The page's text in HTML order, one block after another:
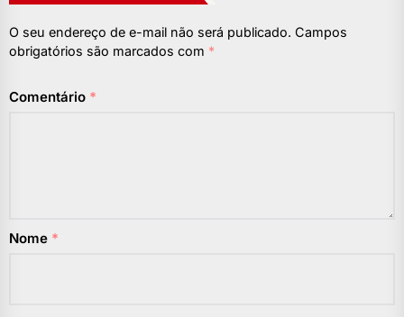
O seu endereço de e-mail não será publicado. Campos
obrigatórios são marcados com *
Comentário *
Nome *